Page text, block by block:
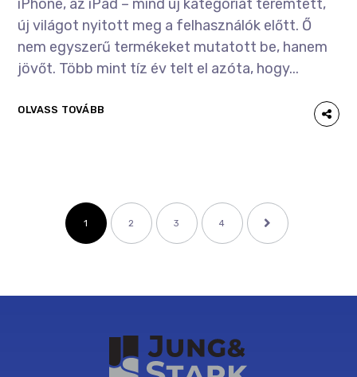
iPhone, az iPad – mind új kategóriát teremtett,
új világot nyitott meg a felhasználók előtt. Ő
nem egyszerű termékeket mutatott be, hanem
jövőt. Több mint tíz év telt el azóta, hogy...
OLVASS TOVÁBB
1 2 3 4